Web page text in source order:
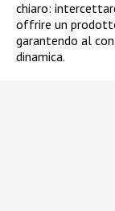
chiaro:
offrire un
garantendo al
dinamica.